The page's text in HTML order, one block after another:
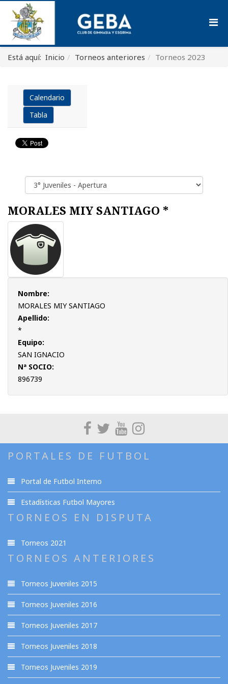
Está aquí: Inicio Torneos anteriores Torneos 2023
Calendario
Tabla
MORALES MIY SANTIAGO *
Nombre:
MORALES MIY SANTIAGO
Apellido:
*
Equipo:
SAN IGNACIO
Nª SOCIO:
896739
PORTALES DE FUTBOL
Portal de Futbol Interno
Estadísticas Futbol Mayores
TORNEOS EN DISPUTA
Torneos 2021
TORNEOS ANTERIORES
Torneos Juveniles 2015
Torneos Juveniles 2016
Torneos Juveniles 2017
Torneos Juveniles 2018
Torneos Juveniles 2019